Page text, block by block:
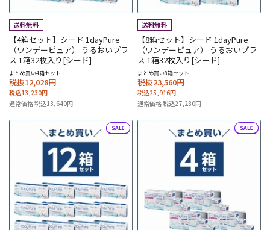
【4箱セット】シード 1dayPure
（ワンデーピュア） うるおいプラ
ス 1箱32枚入り[シード]
まとめ買い4箱セット
税抜12,028円
税込13,230円
通常価格 税込13,640円
【8箱セット】シード 1dayPure
（ワンデーピュア） うるおいプラ
ス 1箱32枚入り[シード]
まとめ買い8箱セット
税抜23,560円
税込25,916円
通常価格 税込27,280円